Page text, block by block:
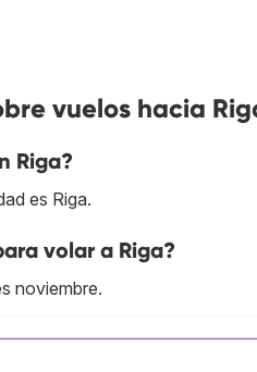
vuelos hacia
Riga?
es Riga.
volar a Riga?
noviembre.